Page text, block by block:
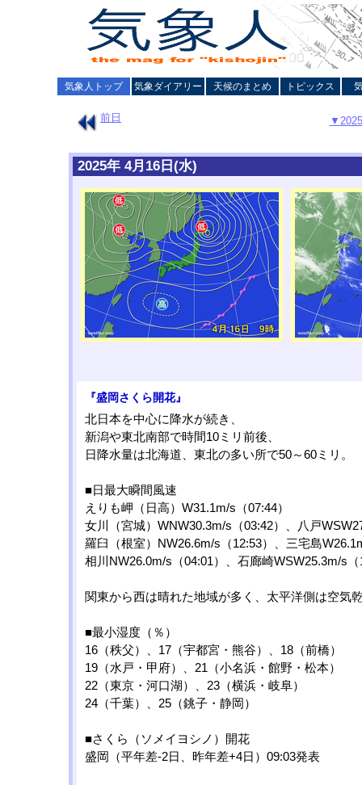
気象人トップ 気象ダイアリー 天候のまとめ トピックス
前日
2025年 4月16日(水)
『盛岡さくら開花』
北日本を中心に降水が続き、
新潟や東北南部で時間10ミリ前後、
日降水量は北海道、東北の多い所で50～60ミリ。
■日最大瞬間風速
えりも岬（日高）W31.1m/s（07:44）
女川（宮城）WNW30.3m/s（03:42）、八戸
羅臼（根室）NW26.6m/s（12:53）、三宅島
相川NW26.0m/s（04:01）、石廊崎WSW25.3m/s（
関東から西は晴れた地域が多く、太平洋側は空気
■最小湿度（％）
16（秩父）、17（宇都宮・熊谷）、18（前橋）
19（水戸・甲府）、21（小名浜・館野・松本）
22（東京・河口湖）、23（横浜・岐阜）
24（千葉）、25（銚子・静岡）
■さくら（ソメイヨシノ）開花
盛岡（平年差-2日、昨年差+4日）09:03発表